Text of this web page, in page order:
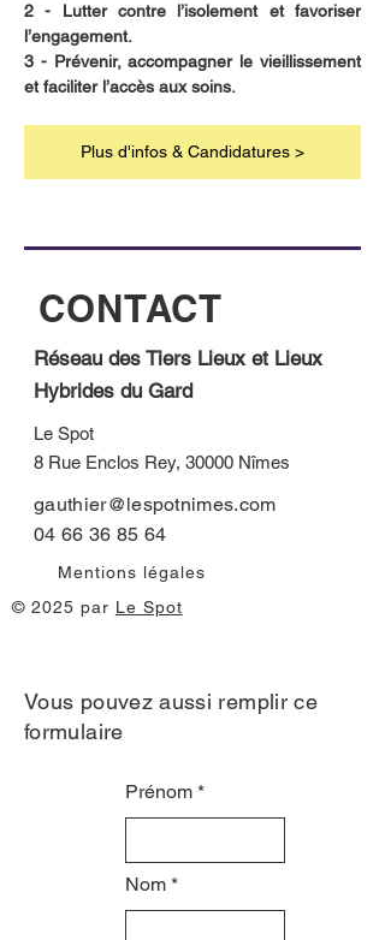
2 - Lutter contre l’isolement et favoriser
l’engagement.
3 - Prévenir, accompagner le vieillissement
et faciliter l’accès aux soins.
Plus d'infos & Candidatures >
CONTACT
Réseau des Tiers Lieux et Lieux
Hybrides du Gard
Le Spot
8 Rue Enclos Rey, 30000 Nîmes
gauthier@lespotnimes.com
04 66 36 85 64
Mentions légales
© 2025 par Le Spot
Vous pouvez aussi remplir ce
formulaire
Prénom
Nom